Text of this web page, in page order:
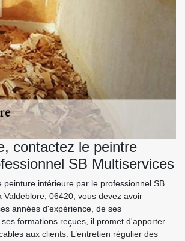
contactez le peintre
SB Multiservices
peinture intérieure par le professionnel SB
Valdeblore, 06420, vous devez avoir
années d'expérience, de ses
formations reçues, il promet d'apporter
aux clients. L’entretien régulier des